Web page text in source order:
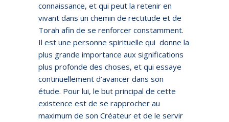
connaissance, et qui peut la retenir en
vivant dans un chemin de rectitude et de
Torah afin de se renforcer constamment.
Il est une personne spirituelle qui donne la
plus grande importance aux significations
plus profonde des choses, et qui essaye
continuellement d’avancer dans son
étude. Pour lui, le but principal de cette
existence est de se rapprocher au
maximum de son Créateur et de le servir